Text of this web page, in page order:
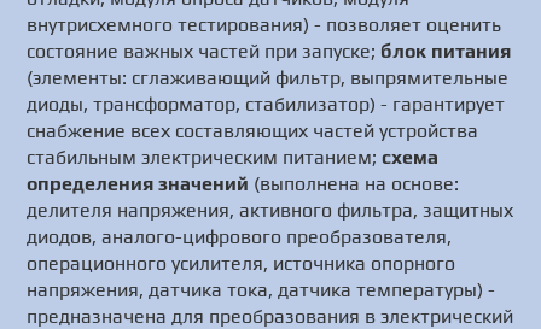
внутрисхемного тестирования) - позволяет оценить
состояние важных частей при запуске; блок питания
(элементы: сглаживающий фильтр, выпрямительные
диоды, трансформатор, стабилизатор) - гарантирует
снабжение всех составляющих частей устройства
стабильным электрическим питанием;схема
определения значений (выполнена на основе:
делителя напряжения, активного фильтра, защитных
диодов, аналого-цифрового преобразователя,
операционного усилителя, источника опорного
напряжения, датчика тока, датчика температуры) -
предназначена для преобразования в электрический